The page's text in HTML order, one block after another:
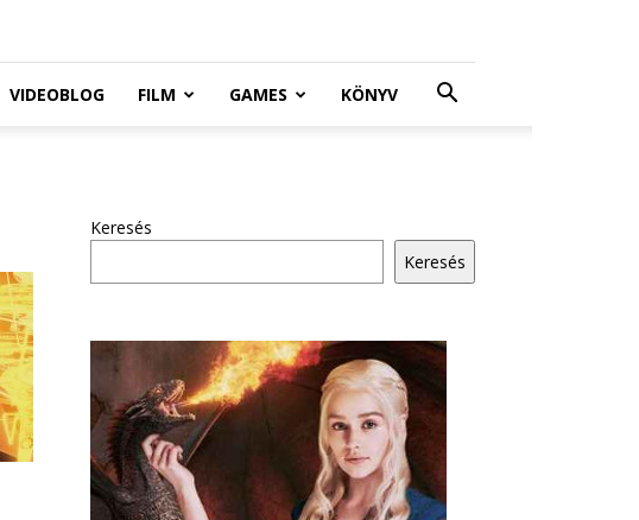
VIDEOBLOG FILM GAMES KÖNYV
Keresés
Keresés